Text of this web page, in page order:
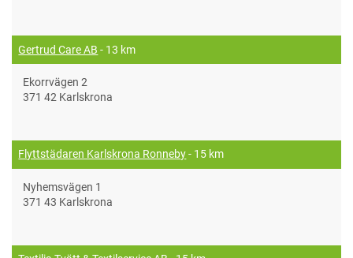
Gertrud Care AB - 13 km
Ekorrvägen 2
371 42 Karlskrona
Flyttstädaren Karlskrona Ronneby- 15 km
Nyhemsvägen 1
371 43 Karlskrona